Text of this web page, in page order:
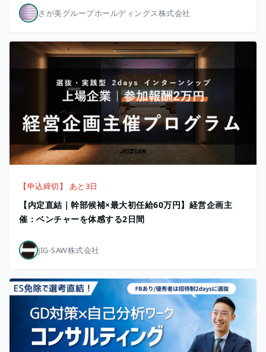
さが美グループホールディングス株式会社
【申込締切】 あと3日
【内定直結｜幹部候補×最大初任給60万円】経営企画主
催：ベンチャーを体感する2日間
JIG-SAW株式会社